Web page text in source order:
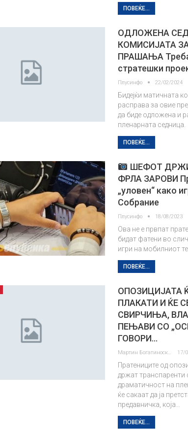
ПОВЕЌЕ...
ОДЛОЖЕНА
КОМИСИЈАТА
ПРАШАЊА
стратешки
Плусинфо 22/02/2024
Бидејќи матичната
расправа за овие
да биде одложена и
пленарната седница.
ПОВЕЌЕ...
ШЕФОТ
ФРЛА ЗАРОВИ
„уловен“ како
Собрание
Плусинфо 18/08/2023
Ова не е првпат
бидат фатени во
игри на мобилниот
ПОВЕЌЕ...
ОПОЗИЦИЈАТА
ПЛАКАТИ И ЌЕ
СВИРЧИЊА,
ПЕЊАВИ СО
ГОВОРИ…
Мартин Богатиноски 17/
Пратениците од
држат транспаренти
драматичност на
ќе сакаат да ја
предавничка, која…
ПОВЕЌЕ...